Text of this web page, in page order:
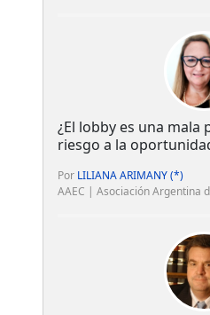
¿El lobby es una mala
riesgo a la
Por LILIANA ARIMANY (*)
AAEC | Asociación Argentina